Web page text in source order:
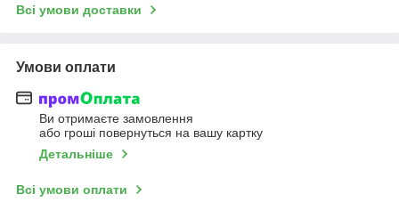
Всі умови доставки
Умови оплати
Ви отримаєте замовлення
або гроші повернуться на вашу картку
Детальніше
Всі умови оплати